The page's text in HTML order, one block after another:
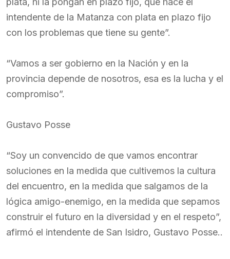
intendente de la Matanza con plata en plazo fijo
con los problemas que tiene su gente”.
“Vamos a ser gobierno en la Nación y en la
provincia depende de nosotros, esa es la lucha y el
compromiso”.
Gustavo Posse
“Soy un convencido de que vamos encontrar
soluciones en la medida que cultivemos la cultura
del encuentro, en la medida que salgamos de la
lógica amigo-enemigo, en la medida que sepamos
construir el futuro en la diversidad y en el respeto”,
afirmó el intendente de San Isidro, Gustavo Posse..